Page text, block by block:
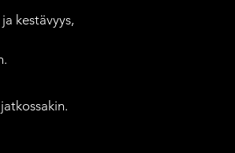
kestävyys,